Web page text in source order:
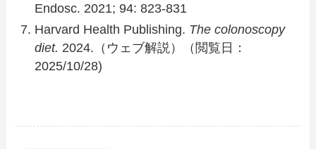
Endosc. 2021; 94: 823-831
Harvard Health Publishing. The colonoscopy
diet. 2024.（ウェブ解説）（閲覧日：
2025/10/28)